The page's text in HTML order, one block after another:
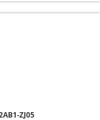
ZJ05